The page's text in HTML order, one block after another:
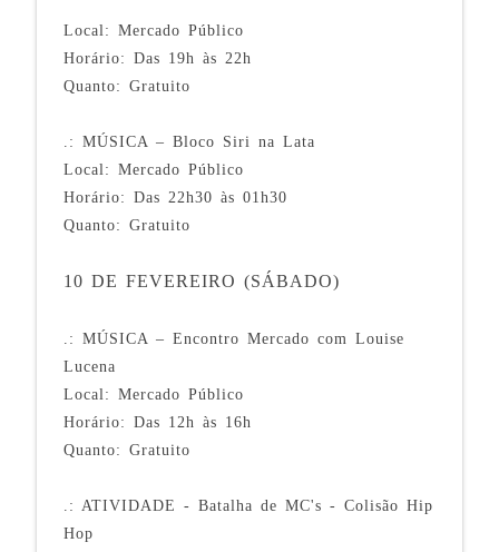
Local: Mercado Público
Horário: Das 19h às 22h
Quanto: Gratuito
.: MÚSICA – Bloco Siri na Lata
Local: Mercado Público
Horário: Das 22h30 às 01h30
Quanto: Gratuito
10 DE FEVEREIRO (SÁBADO)
.: MÚSICA – Encontro Mercado com Louise
Lucena
Local: Mercado Público
Horário: Das 12h às 16h
Quanto: Gratuito
.: ATIVIDADE - Batalha de MC's - Colisão Hip
Hop